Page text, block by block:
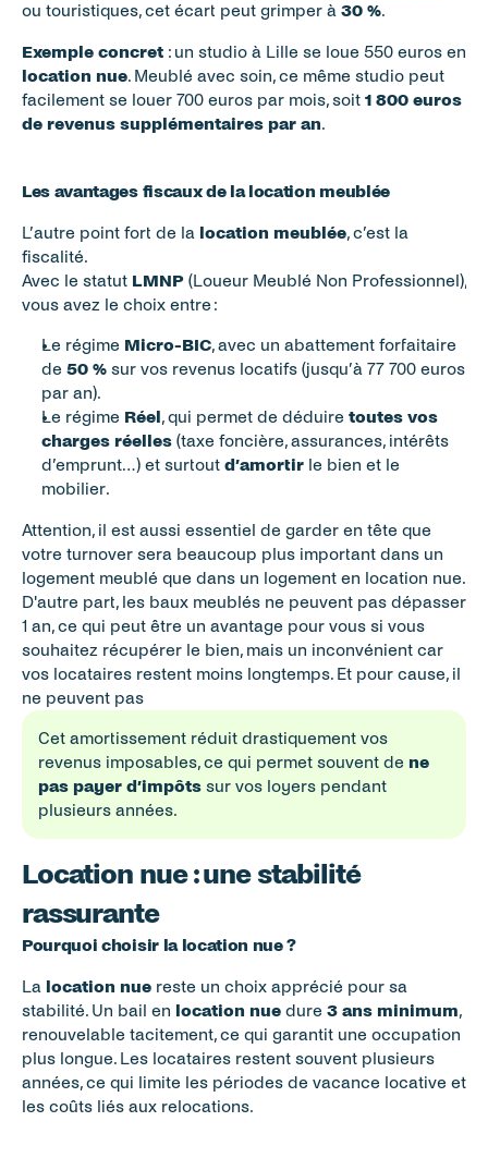
ou touristiques, cet écart peut grimper à 30 %.
Exemple concret
location nue. Meublé avec soin, ce même studio peut
facilement se louer 700 euros par mois, soit 1 800 euros
de revenus supplémentaires par an.
Les avantages fiscaux de la location meublée
L’autre point fort de la location meublée, c’est la
fiscalité.
Avec le statut LMNP (Loueur Meublé Non Professionnel),
vous avez le choix entre :
Le régime Micro-BIC, avec un abattement forfaitaire
de 50 % sur vos revenus locatifs (jusqu’à 77 700 euros
par an).
Le régime Réel, qui permet de déduire toutes vos
charges réelles (taxe foncière, assurances, intérêts
d’emprunt…) et surtout d’amortir le bien et le
mobilier.
Attention, il est aussi essentiel de garder en tête que
votre turnover sera beaucoup plus important dans un
logement meublé que dans un logement en location nue.
D'autre part, les baux meublés ne peuvent pas dépasser
1 an, ce qui peut être un avantage pour vous si vous
souhaitez récupérer le bien, mais un inconvénient car
vos locataires restent moins longtemps. Et pour cause, il
ne peuvent pas
Cet amortissement réduit drastiquement vos
revenus imposables, ce qui permet souvent de ne
pas payer d’impôts sur vos loyers pendant
plusieurs années.
Location nue : une stabilité
rassurante
Pourquoi choisir la location nue ?
La location nue reste un choix apprécié pour sa
stabilité. Un bail en location nue dure 3 ans minimum,
renouvelable tacitement, ce qui garantit une occupation
plus longue. Les locataires restent souvent plusieurs
années, ce qui limite les périodes de vacance locative et
les coûts liés aux relocations.